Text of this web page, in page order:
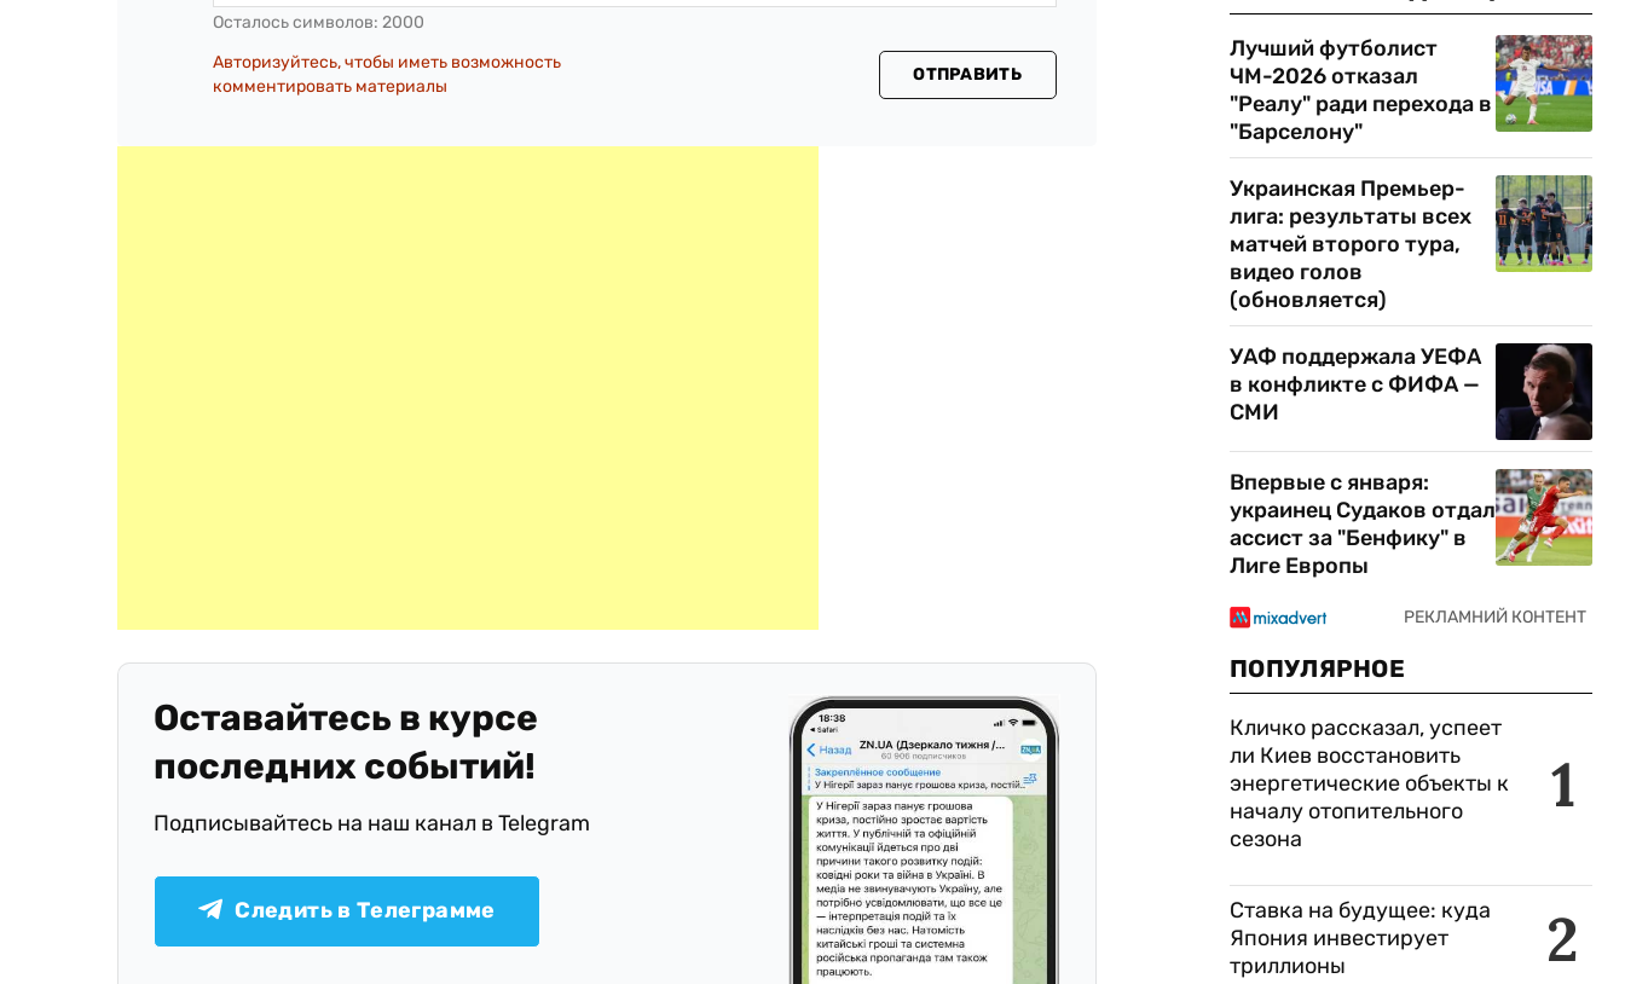
Осталось символов: 2000
Авторизуйтесь, чтобы иметь возможность
комментировать материалы
ОТПРАВИТЬ
Оставайтесь в курсе
последних событий!
Подписывайтесь на наш канал в Telegram
Следить в Телеграмме
Лучший футболист
ЧМ-2026 отказал
"Реалу" ради перехода в
"Барселону"
Украинская Премьер-
лига: результаты всех
матчей второго тура,
видео голов
(обновляется)
УАФ поддержала УЕФА
в конфликте с ФИФА —
СМИ
Впервые с января:
украинец Судаков отдал
ассист за "Бенфику" в
Лиге Европы
ПОПУЛЯРНОЕ
1
Кличко рассказал, успеет
ли Киев восстановить
энергетические объекты к
началу отопительного
сезона
2
Ставка на будущее: куда
Япония инвестирует
триллионы